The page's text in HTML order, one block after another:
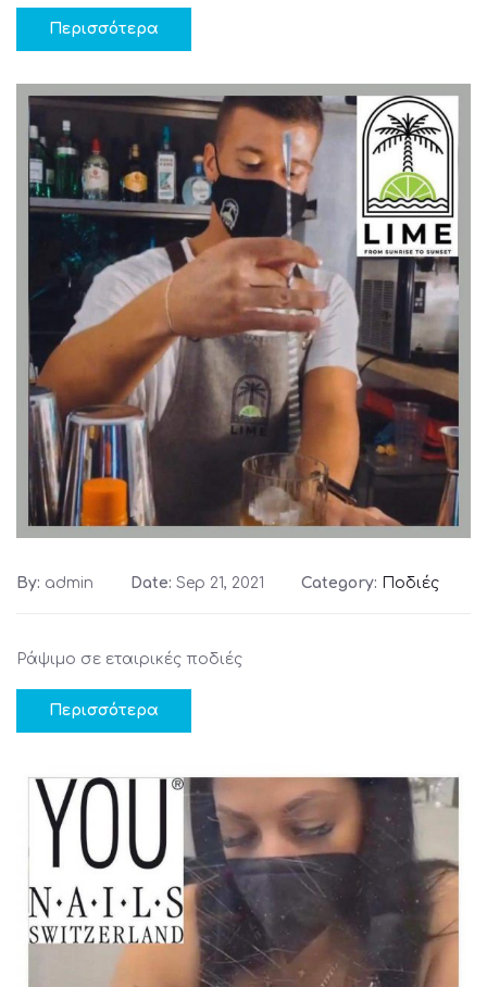
Περισσότερα
By: admin Date: Sep 21, 2021 Category: Ποδιές
Ράψιμο σε εταιρικές ποδιές
Περισσότερα